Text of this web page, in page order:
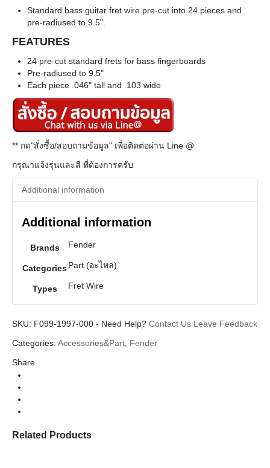
Standard bass guitar fret wire pre-cut into 24 pieces and
pre-radiused to 9.5".
FEATURES
24 pre-cut standard frets for bass fingerboards
Pre-radiused to 9.5"
Each piece .046" tall and .103 wide
** กด"สั่งซื้อ/สอบถามข้อมูล" เพื่อติดต่อผ่าน Line @
กรุณาแจ้งรุ่นและสี ที่ต้องการครับ
Additional information
Additional information
Brands Fender
CategoriesPart (อะไหล่)
Types Fret Wire
SKU: F099-1997-000 - Need Help? Contact Us Leave Feedback
Categories: Accessories&Part, Fender
Share
Related Products